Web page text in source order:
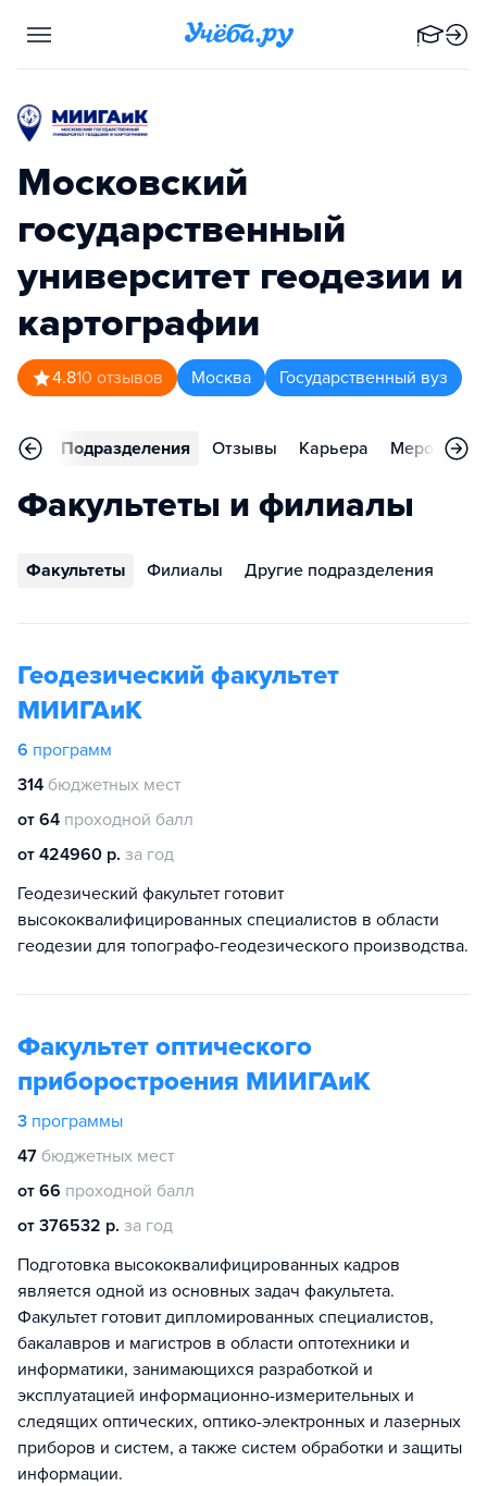
Московский
государственный
университет геодезии и
картографии
4.810 отзывов Москва Государственный вуз
Подразделения Отзывы Карьера
Факультеты и филиалы
Факультеты Филиалы Другие подразделения
Геодезический факультет
МИИГАиК
6 программ
314 бюджетных мест
от 64 проходной балл
от 424960 р. за год
Геодезический факультет готовит
высококвалифицированных специалистов в области
геодезии для топографо-геодезического производства.
Факультет оптического
приборостроения МИИГАиК
3 программы
47 бюджетных мест
от 66 проходной балл
от 376532 р. за год
Подготовка высококвалифицированных кадров
является одной из основных задач факультета.
Факультет готовит дипломированных специалистов,
бакалавров и магистров в области оптотехники и
информатики, занимающихся разработкой и
эксплуатацией информационно-измерительных и
следящих оптических, оптико-электронных и лазерных
приборов и систем, а также систем обработки и защиты
информации.